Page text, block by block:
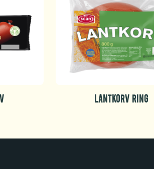
LANTKORV RING